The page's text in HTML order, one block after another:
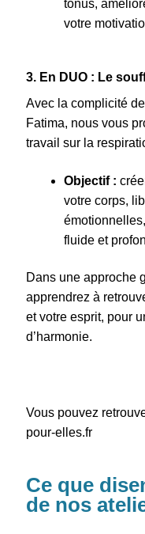
tonus,
votre
3. En DUO : Le
Avec la complicité
Fatima, nous vous
travail sur la
Objectif :
votre corps,
fluide et
Dans une approche
apprendrez à
et votre esprit, pour
d’harmonie.
Vous pouvez
pour-elles.fr
Ce que
de nos